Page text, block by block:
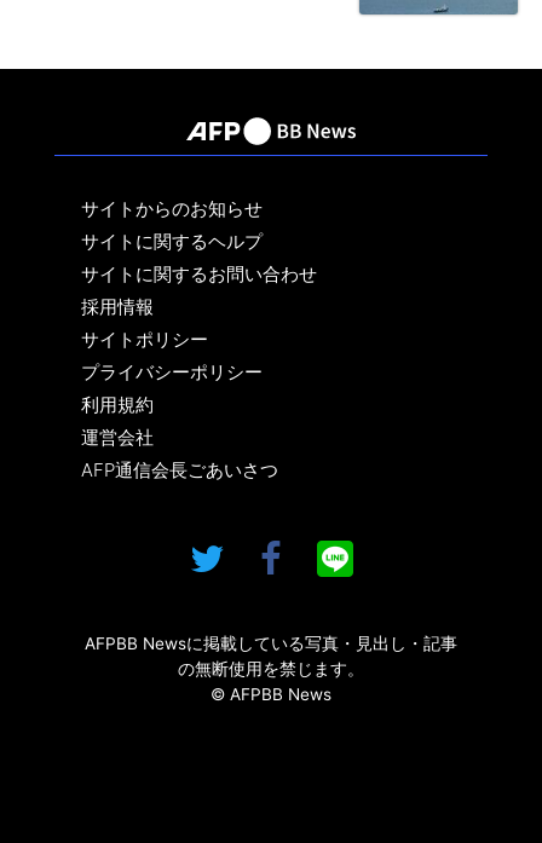
サイトからのお知らせ
サイトに関するヘルプ
サイトに関するお問い合わせ
採用情報
サイトポリシー
プライバシーポリシー
利用規約
運営会社
AFP通信会長ごあいさつ
AFPBB Newsに掲載している写真・見出し・記事
の無断使用を禁じます。
© AFPBB News